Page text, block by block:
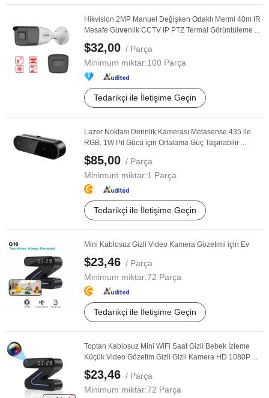
Hikvision 2MP Manuel Değişken Odaklı Mermi 40m IR
Mesafe Güvenlik CCTV IP PTZ Termal Görüntüleme ...
$32,00 / Parça
Minimum miktar:100 Parça
Tedarikçi ile İletişime Geçin
Lazer Noktası Derinlik Kamerası Metasense 435 ile
RGB, 1W Pil Gücü için Ortalama Güç Taşınabilir ...
$85,00 / Parça
Minimum miktar:1 Parça
Tedarikçi ile İletişime Geçin
Mini Kablosuz Gizli Video Kamera Gözetimi için Ev
$23,46 / Parça
Minimum miktar:72 Parça
Tedarikçi ile İletişime Geçin
Toptan Kablosuz Mini WiFi Saat Gizli Bebek İzleme
Küçük Video Gözetim Gizli Gizli Kamera HD 1080P ...
$23,46 / Parça
Minimum miktar:72 Parça